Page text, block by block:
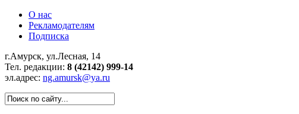
О нас
Рекламодателям
Подписка
г.Амурск, ул.Лесная, 14
Тел. редакции: 8 (42142) 999-14
эл.адрес: ng.amursk@ya.ru